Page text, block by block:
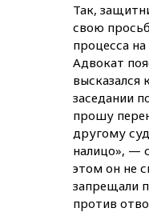
Так,
свою
процесса
Адвокат
высказался
заседании
прошу
другому
налицо», —
этом он не
запрещали
против